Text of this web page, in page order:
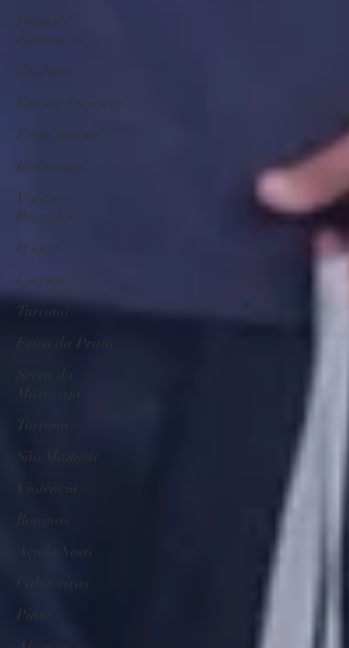
Festa de
Padroeira
SãoJoão
Bar do Anacleto
Festa Junina
Bodocongó
Vida de
Pescador
O mar
Lucena
Turismo
Feira da Prata
Serra do
Maracajá
Turismo
São Mamede
Violência
Boninas
Açude Novo
Cabaceiras
Piauí